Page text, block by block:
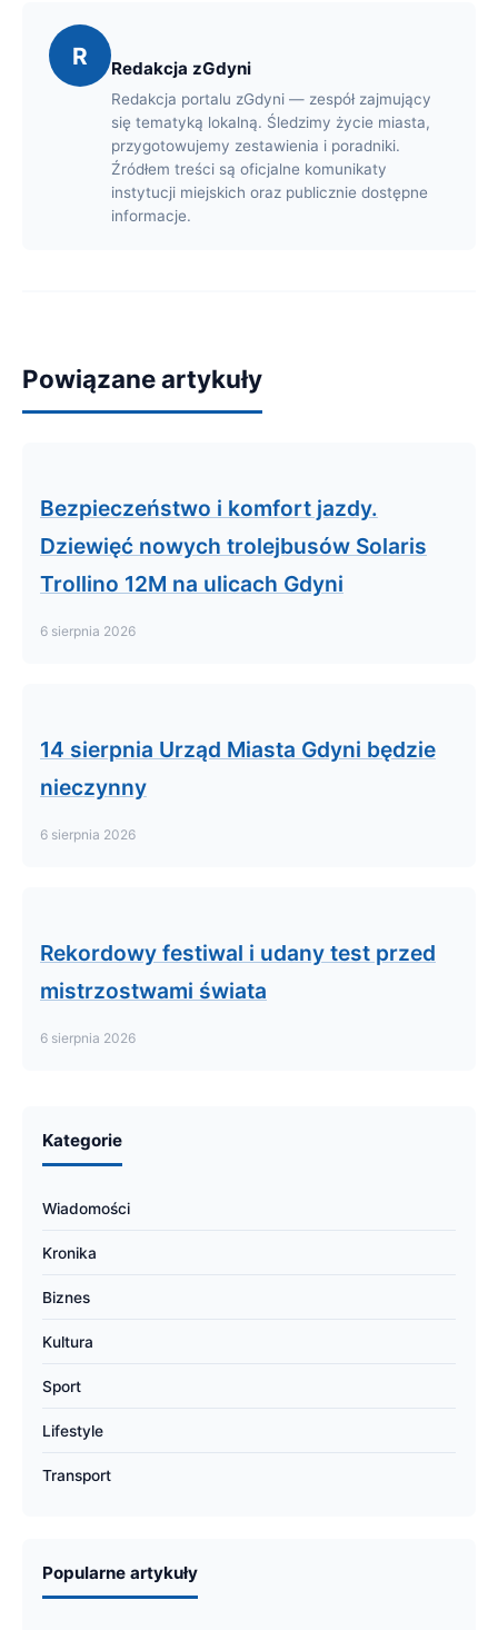
R Redakcja zGdyni
Redakcja portalu zGdyni — zespół zajmujący
się tematyką lokalną. Śledzimy życie miasta,
przygotowujemy zestawienia i poradniki.
Źródłem treści są oficjalne komunikaty
instytucji miejskich oraz publicznie dostępne
informacje.
Powiązane artykuły
Bezpieczeństwo i komfort jazdy.
Dziewięć nowych trolejbusów Solaris
Trollino 12M na ulicach Gdyni
6 sierpnia 2026
14 sierpnia Urząd Miasta Gdyni będzie
nieczynny
6 sierpnia 2026
Rekordowy festiwal i udany test przed
mistrzostwami świata
6 sierpnia 2026
Kategorie
Wiadomości
Kronika
Biznes
Kultura
Sport
Lifestyle
Transport
Popularne artykuły